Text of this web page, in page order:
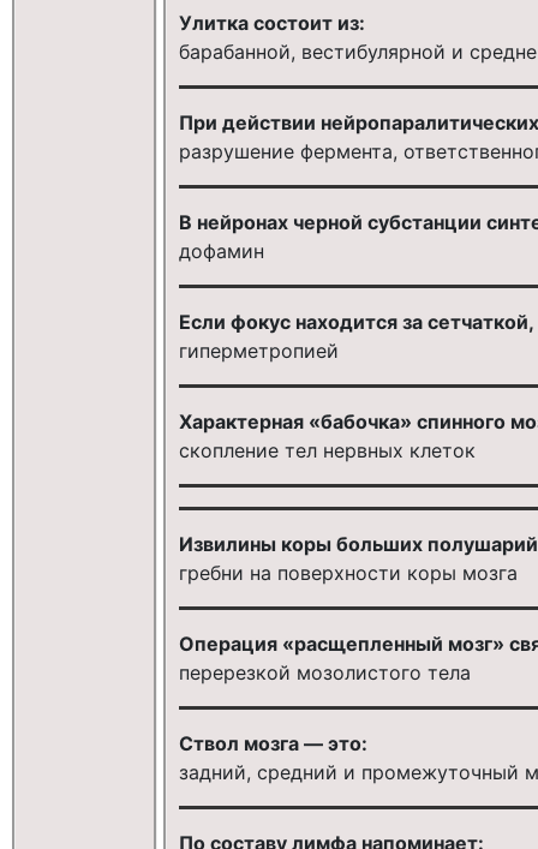
Улитка состоит из:
барабанной, вестибулярной и
При действии
разрушение фермента,
В нейронах черной субстанции
дофамин
Если фокус находится за
гиперметропией
Характерная «бабочка» спинного
скопление тел нервных клеток
Извилины коры больших
гребни на поверхности коры мозга
Операция «расщепленный мозг»
перерезкой мозолистого тела
Ствол мозга — это:
задний, средний и промежуточный
По составу лимфа напоминает: